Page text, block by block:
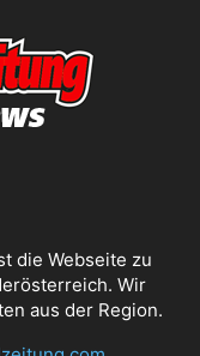
die Webseite zu
Wir
aus der Region.